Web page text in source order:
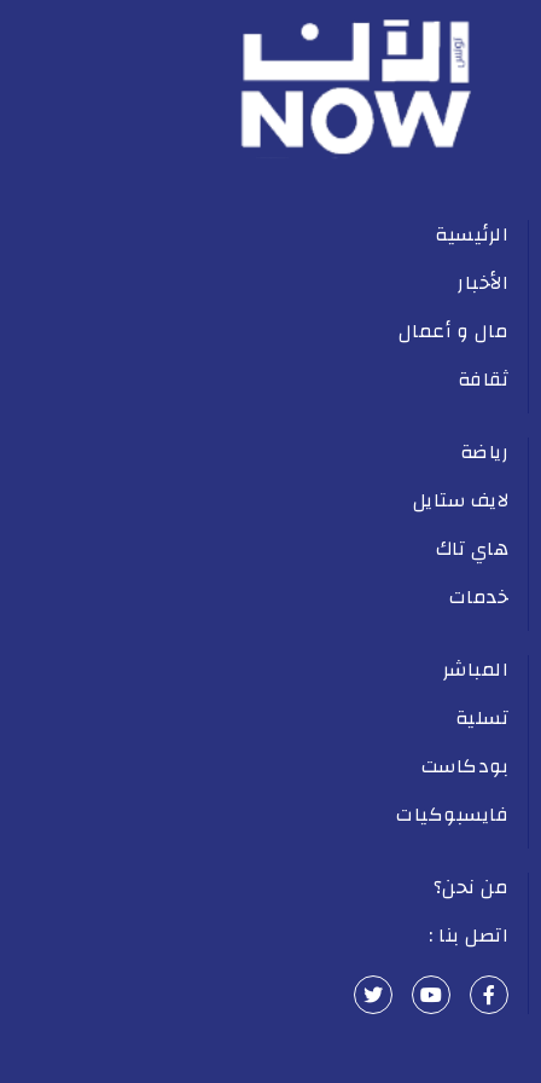
الرئيسية
الأخبار
مال و أعمال
ثقافة
رياضة
لايف ستايل
هاي تاك
خدمات
المباشر
تسلية
بودكاست
فايسبوكيات
من نحن؟
اتصل بنا :